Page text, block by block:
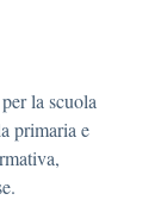
la scuola
primaria e